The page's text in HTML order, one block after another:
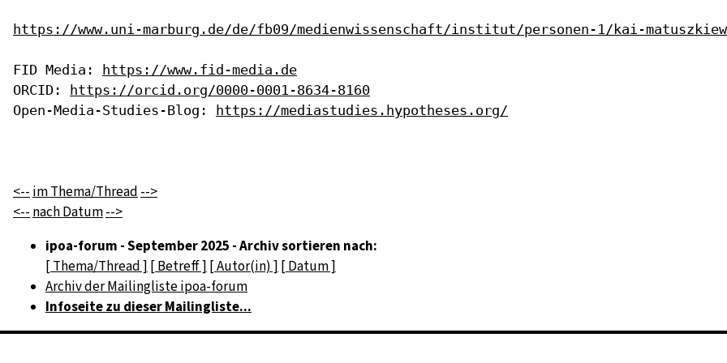
https://www.uni-marburg.de/de/fb09/medienwissenschaft/institut/personen-1/kai-
FID Media:
https://www.fid-media.de
ORCID:
https://orcid.org/0000-0001-8634-8160
Open-Media-Studies-Blog:
https://mediastudies.hypotheses.org/
<-- im Thema/Thread -->
<-- nach Datum-->
ipoa-forum - September 2025 - Archiv sortieren nach:
[ Thema/Thread ] [ Betreff ] [ Autor(in) ] [ Datum ]
Archiv der Mailingliste ipoa-forum
Infoseite zu dieser Mailingliste...